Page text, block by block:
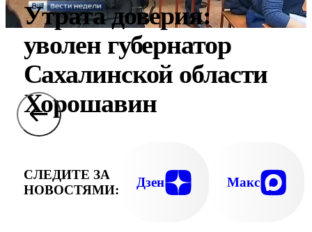
Утрата доверия:
уволен губернатор
Сахалинской области
Хорошавин
СЛЕДИТЕ ЗА
НОВОСТЯМИ:
Дзен Макс